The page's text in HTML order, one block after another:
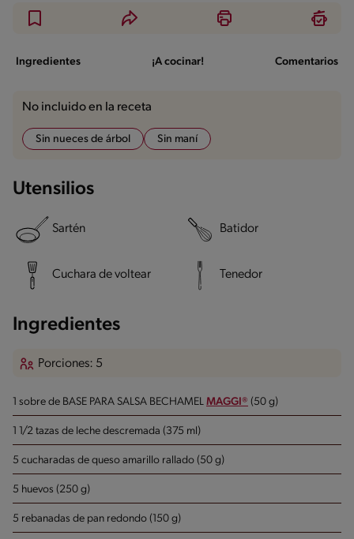
Ingredientes ¡A cocinar! Comentarios
No incluido en la receta
Sin nueces de árbol Sin maní
Utensilios
Sartén Batidor
Cuchara de voltear Tenedor
Ingredientes
Porciones: 5
1 sobre de BASE PARA SALSA BECHAMEL MAGGI® (50 g)
1 1/2 tazas de leche descremada (375 ml)
5 cucharadas de queso amarillo rallado (50 g)
5 huevos (250 g)
5 rebanadas de pan redondo (150 g)